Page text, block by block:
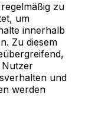
zu
um
innerhalb
Zu diesem
Nutzer
und
werden